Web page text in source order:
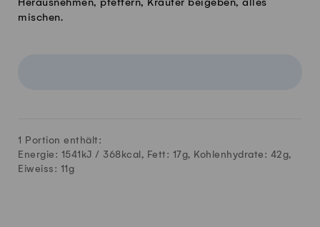
Herausnehmen, pfeffern, Kräuter beigeben, alles
mischen.
1 Portion enthält:
Energie: 1541kJ / 368 kcal, Fett: 17g, Kohlenhydrate: 42g,
Eiweiss: 11 g